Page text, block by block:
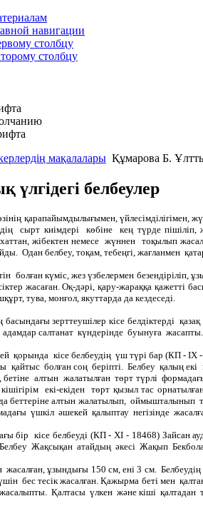
навигации
столбцу
столбцу
мақалалары Құмарова Б.
белбеулер
қарапайымдылығымен, үйлесімділігімен,
сырт киімдері көбіне кең түрде
жібектен немесе жүннен тоқылып
Одан белбеу, тоқам, тебеңгі, жағланмен қатар
болған күміс, жез үзбелермен
жасаған. Оқ-дәрі, қару-жараққа
тува, монғол, якуттарда да кездеседі.
зерттеушілер кісе белдіктерді
салтанат күндерінде буынуға
қорында кісе белбеудің үш түрі бар (КП -
болған соң беріпті. Белбеу қалың
бетіне алтын жалатылған төрт түрлі
екі-екіден төрт қызыл тас
беттеріне алтын жалатылып, оймышталынып
үшкіл әшекей қалыптау негізінде
бір кісе белбеуді (КП - ХІ - 18468)
Жақсықан атайдың әкесі Жақып
жасалған, ұзындығы 150 см, ені 3 см.
бес тесік жасалған. Қажырма беті мен
Қалтасы үлкен және кіші қалтадан